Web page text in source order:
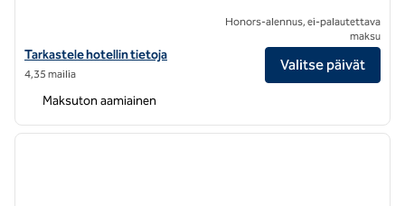
Katso hotellitiedot kohteesta Hampton Inn & Suites San Francisco-
Tarkastele hotellin tietoja
4,35 mailia
Honors-alennus, ei-palautettava
maksu
Valitse päivät
Maksuton aamiainen
1/12